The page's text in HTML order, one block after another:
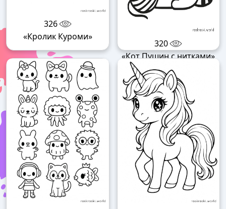
326
«Кролик Куроми»
320
«Кот Пушин с нитками»